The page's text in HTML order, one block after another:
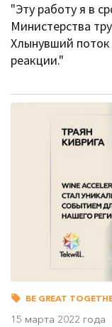
"Эту работу я в
Министерства
Хлынувший
реакции."
BE GREAT
15 марта 2022 года